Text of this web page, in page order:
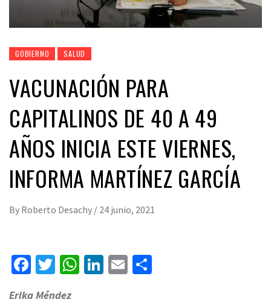
GOBIERNO SALUD
VACUNACIÓN PARA
CAPITALINOS DE 40 A 49
AÑOS INICIA ESTE VIERNES,
INFORMA MARTÍNEZ GARCÍA
By Roberto Desachy / 24 junio, 2021
Facebook
Twitter
WhatsApp
LinkedIn
Email
Erika Méndez